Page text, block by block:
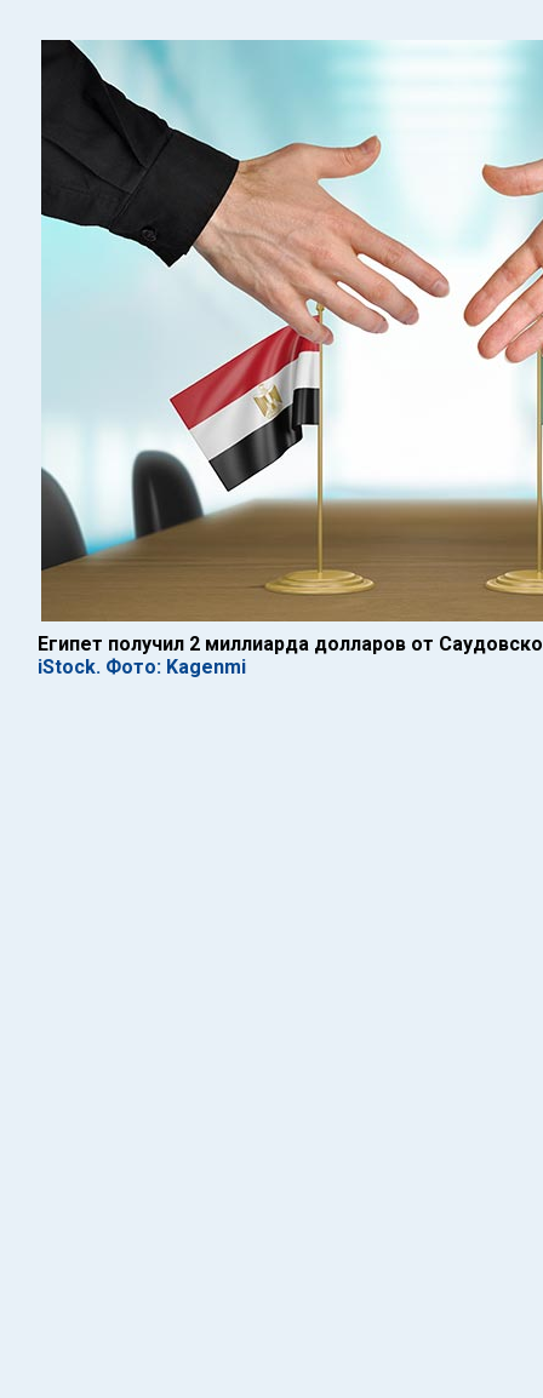
Египет получил 2 миллиарда долларов от
iStock. Фото: Kagenmi